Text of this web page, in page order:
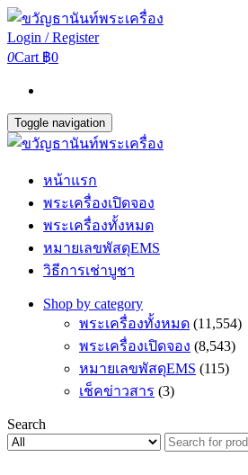
Login / Register
0Cart ฿0
Toggle navigation
หน้าแรก
พระเครื่องเปิดจอง
พระเครื่องทั้งหมด
หมายเลขพัสดุEMS
วิธีการเช่าบูชา
Shop by category
พระเครื่องทั้งหมด (11,554)
พระเครื่องเปิดจอง (8,543)
หมายเลขพัสดุEMS (115)
เช็คข่าวสาร (3)
Search